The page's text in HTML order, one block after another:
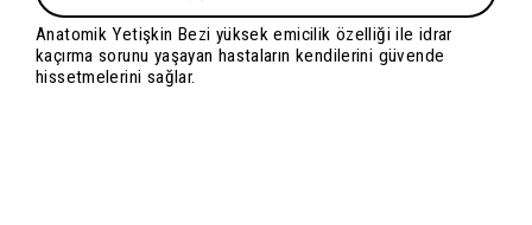
Anatomik Yetişkin Bezi yüksek emicilik özelliği ile idrar
kaçırma sorunu yaşayan hastaların kendilerini güvende
hissetmelerini sağlar.